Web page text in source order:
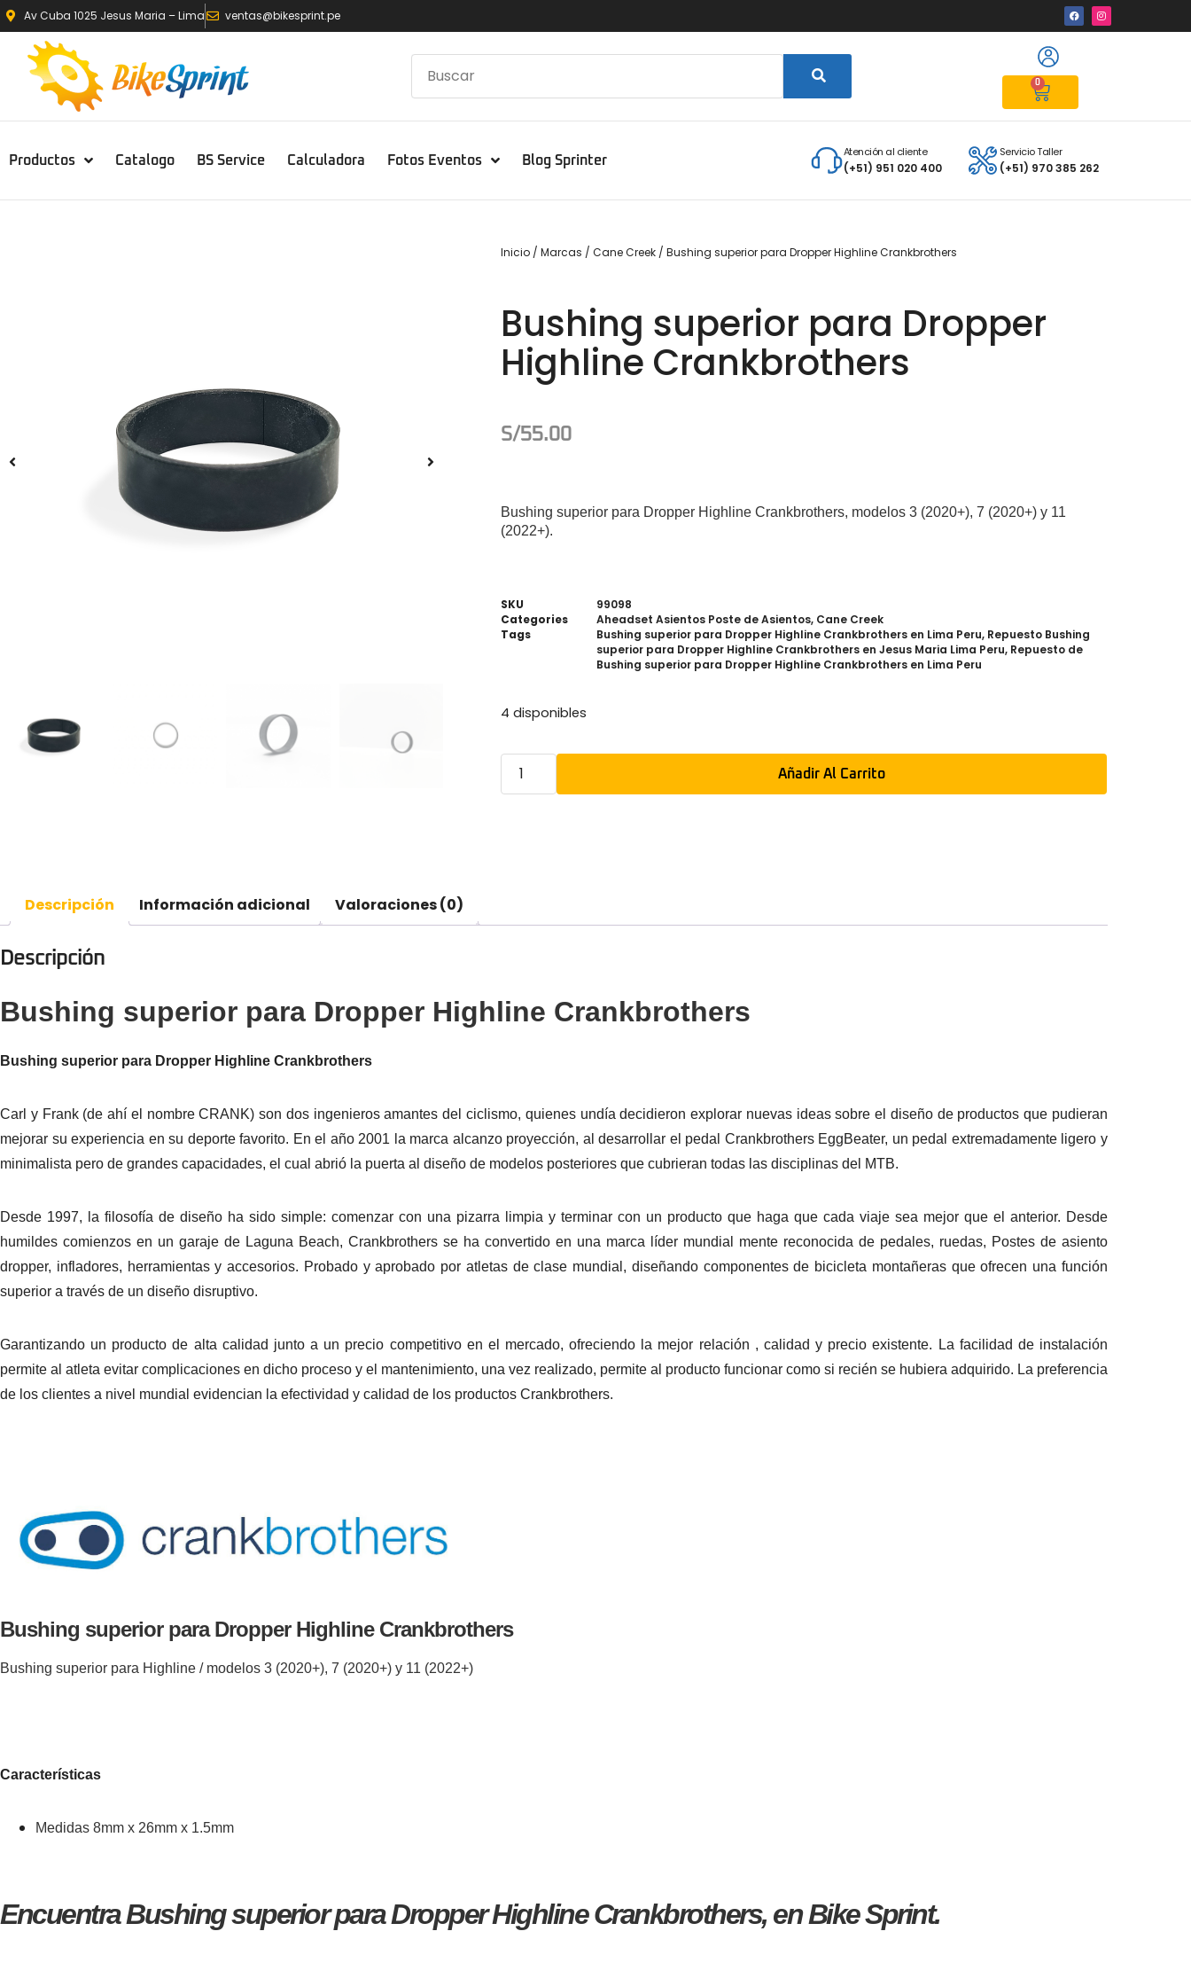
Av Cuba 1025 Jesus Maria – Lima ventas@bikesprint.pe
0
Productos Catalogo BS Service Calculadora Fotos Eventos Blog Sprinter
Atención al cliente
(+51) 951 020 400
Servicio Taller
(+51) 970 385 262
Inicio / Marcas / Cane Creek / Bushing superior para Dropper Highline Crankbrothers
Bushing superior para Dropper
Highline Crankbrothers
S/55.00
Bushing superior para Dropper Highline Crankbrothers, modelos 3 (2020+), 7 (2020+) y 11
(2022+).
SKU
99098
Categories
Aheadset Asientos Poste de Asientos, Cane Creek
Tags
Bushing superior para Dropper Highline Crankbrothers en Lima Peru, Repuesto Bushing
superior para Dropper Highline Crankbrothers en Jesus Maria Lima Peru, Repuesto de
Bushing superior para Dropper Highline Crankbrothers en Lima Peru
4 disponibles
Añadir Al Carrito
Descripción Información adicional Valoraciones (0)
Descripción
Bushing superior para Dropper Highline Crankbrothers
Bushing superior para Dropper Highline Crankbrothers
Carl y Frank (de ahí el nombre CRANK) son dos ingenieros amantes del ciclismo, quienes undía decidieron explorar nuevas ideas sobre el diseño de productos que pudieran
mejorar su experiencia en su deporte favorito. En el año 2001 la marca alcanzo proyección, al desarrollar el pedal Crankbrothers EggBeater, un pedal extremadamente ligero y
minimalista pero de grandes capacidades, el cual abrió la puerta al diseño de modelos posteriores que cubrieran todas las disciplinas del MTB.
Desde 1997, la filosofía de diseño ha sido simple: comenzar con una pizarra limpia y terminar con un producto que haga que cada viaje sea mejor que el anterior. Desde
humildes comienzos en un garaje de Laguna Beach, Crankbrothers se ha convertido en una marca líder mundial mente reconocida de pedales, ruedas, Postes de asiento
dropper, infladores, herramientas y accesorios. Probado y aprobado por atletas de clase mundial, diseñando componentes de bicicleta montañeras que ofrecen una función
superior a través de un diseño disruptivo.
Garantizando un producto de alta calidad junto a un precio competitivo en el mercado, ofreciendo la mejor relación , calidad y precio existente. La facilidad de instalación
permite al atleta evitar complicaciones en dicho proceso y el mantenimiento, una vez realizado, permite al producto funcionar como si recién se hubiera adquirido. La preferencia
de los clientes a nivel mundial evidencian la efectividad y calidad de los productos Crankbrothers.
Bushing superior para Dropper Highline Crankbrothers
Bushing superior para Highline / modelos 3 (2020+), 7 (2020+) y 11 (2022+)
Características
Medidas 8mm x 26mm x 1.5mm
Encuentra Bushing superior para Dropper Highline Crankbrothers, en Bike Sprint.